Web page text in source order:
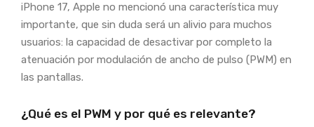
iPhone 17, Apple no mencionó una característica muy
importante, que sin duda será un alivio para muchos
usuarios: la capacidad de desactivar por completo la
atenuación por modulación de ancho de pulso (PWM) en
las pantallas.
¿Qué es el PWM y por qué es relevante?